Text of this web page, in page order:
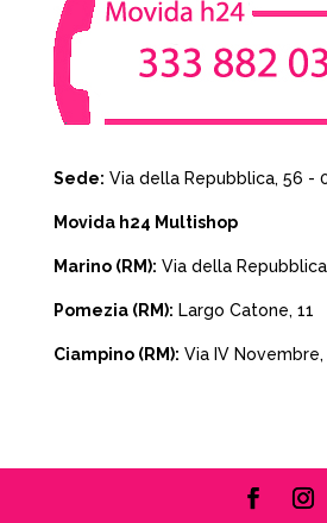
Sede: Via della Repubblica, 56 -
Movida h24 Multishop
Marino (RM): Via della
Pomezia (RM): Largo Catone, 11
Ciampino (RM): Via IV Novembre,